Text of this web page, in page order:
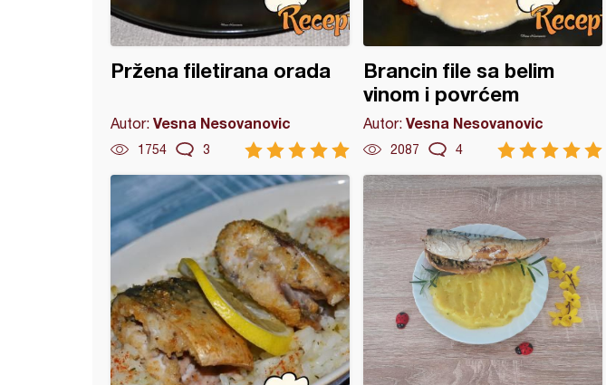
Pržena filetirana orada
Autor: Vesna Nesovanovic
1754 3
Brancin file sa belim
vinom i povrćem
Autor: Vesna Nesovanovic
2087 4
u crvenom umaku